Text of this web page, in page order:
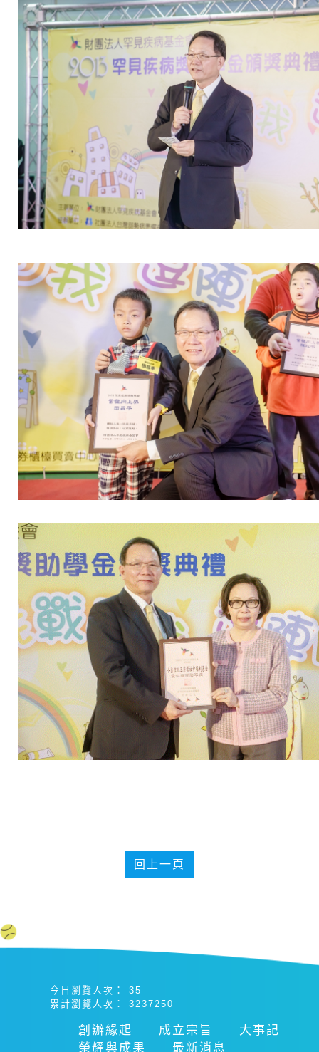
回上一頁
今日瀏覽人次：
35
累計瀏覽人次：
3237250
創辦緣起 成立宗旨
大事記
榮耀與成果
最新消息